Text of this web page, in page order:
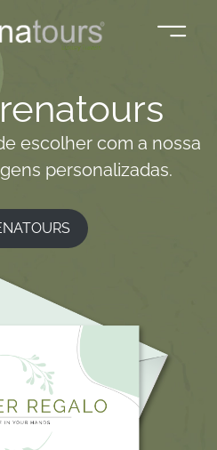
escolher com a nossa
personalizadas.